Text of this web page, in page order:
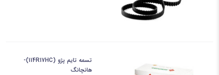
تسمه تایم پژو (114R17HC)-
هانچانگ